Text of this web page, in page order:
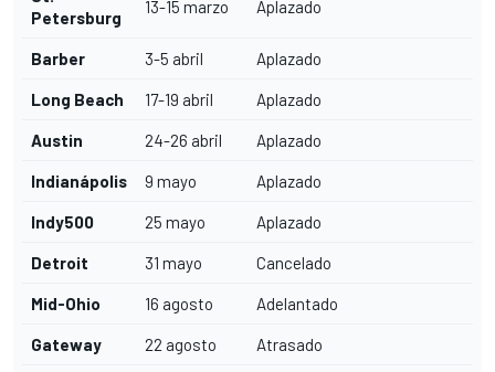
Petersburg
13-15 marzo Aplazado
Barber 3-5 abril Aplazado
Long Beach 17-19 abril Aplazado
Austin 24-26 abril Aplazado
Indianápolis 9 mayo Aplazado
Indy500 25 mayo Aplazado
Detroit 31 mayo Cancelado
Mid-Ohio 16 agosto Adelantado
Gateway 22 agosto Atrasado